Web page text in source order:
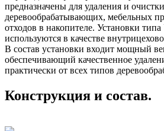
предназначены для удаления и
деревообрабатывающих, мебельных
отходов в накопителе. Установки
используются в качестве
В состав установки входит мощный
обеспечивающий качественное
практически от всех типов
Конструкция и состав.